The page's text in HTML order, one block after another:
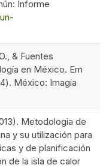
Informe
& Fuentes
en México. Em
México: Imagia
Metodologia de
y su utilización para
y de planificación
de la isla de calor